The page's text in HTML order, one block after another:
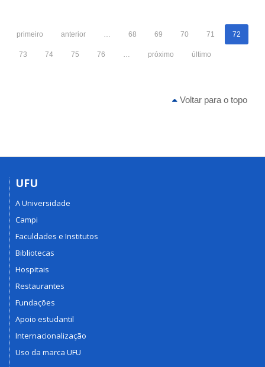
primeiro anterior … 68 69 70 71 72
73 74 75 76 … próximo último
Voltar para o topo
UFU
A Universidade
Campi
Faculdades e Institutos
Bibliotecas
Hospitais
Restaurantes
Fundações
Apoio estudantil
Internacionalização
Uso da marca UFU